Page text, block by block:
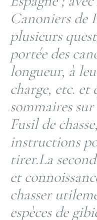
Canoniers de
plusieurs
portée des
longueur, à
charge, etc. et
sommaires
Fusil de
instructions
tirer.La
et
chasser
espèces de